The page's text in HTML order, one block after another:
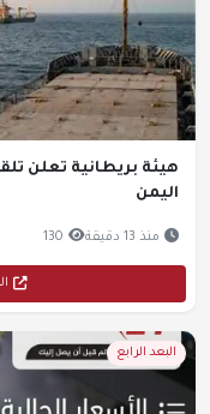
هيئة بريطانية تعلن
اليمن
منذ 13 دقيقة 130
البعد الرابع